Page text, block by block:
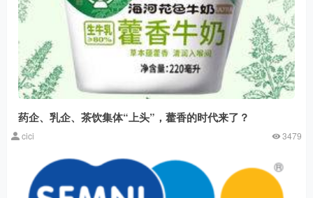
药企、乳企、茶饮集体“上头”，藿香的时代来了？
cici 3479